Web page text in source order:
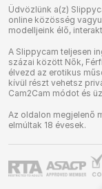
Üdvözlünk a(z)
online közösség
modelljeink élő,
A Slippycam teljesen
százai között Nők,
élvezd az erotikus
kívül részt vehetsz
Cam2Cam módot és
Az oldalon megjelenő
elmúltak 18 évesek.